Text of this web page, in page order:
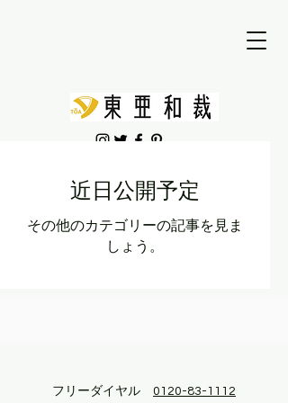
近日公開予定
その他のカテゴリーの記事を見ま
しょう。
フリーダイヤル 0120-83-1112